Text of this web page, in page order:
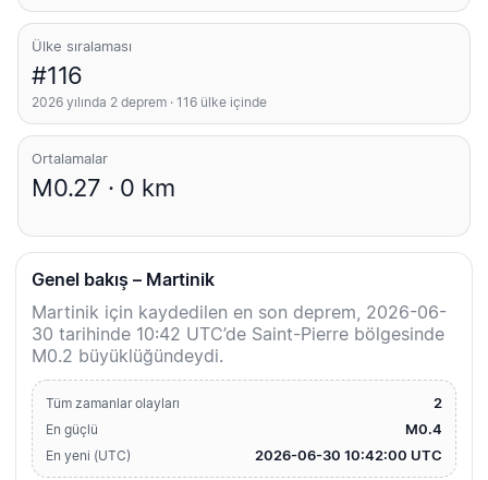
Ülke sıralaması
#116
2026 yılında 2 deprem · 116 ülke içinde
Ortalamalar
M0.27 · 0 km
Genel bakış – Martinik
Martinik için kaydedilen en son deprem, 2026-06-
30 tarihinde 10:42 UTC’de Saint-Pierre bölgesinde
M0.2 büyüklüğündeydi.
Tüm zamanlar olayları 2
En güçlü M0.4
En yeni (UTC) 2026-06-30 10:42:00 UTC